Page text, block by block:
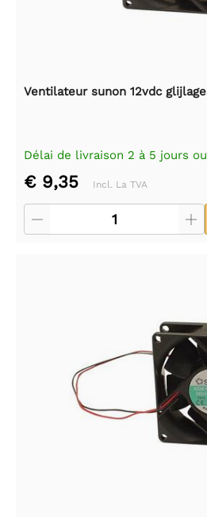
Ventilateur sunon 12vdc
Délai de livraison 2 à 5 jours
€ 9,35 Incl. La TVA